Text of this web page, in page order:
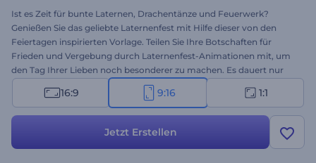
Ist es Zeit für bunte Laternen, Drachentänze und Feuerwerk?
Genießen Sie das geliebte Laternenfest mit Hilfe dieser von den
Feiertagen inspirierten Vorlage. Teilen Sie Ihre Botschaften für
Frieden und Vergebung durch Laternenfest-Animationen mit, um
den Tag Ihrer Lieben noch besonderer zu machen. Es dauert nur
ein paar Minuten, um Ihre Festtagswünsche einzugeben und eine
hochauflösende Grußanimation zu erhalten. Perfekt geeignet für
mehr. Probieren Sie es jetzt aus!
16:9 9:16 1:1
Jetzt Erstellen